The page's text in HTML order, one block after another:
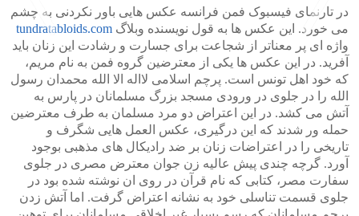
در تارنمای فیسبوک فمن فرانسه عکس هایی باور نکردنی به چشم
می خورد. این عکس ها به قول نویسنده وبلاگ tundratabloids.com
واژه ای پر معناتر از شجاعت برای جسارت و رشادت این زنان باید
آفرید. در این عکس ها یکی از معترضین گروه فمن به نام مریم،
که خود اهل تونس است. پرچم اسلامی لااله الا الله محمدان رسول
الله را در جلوی در ورودی مسجد بزرگ مسلمانان در پارس به
آتش می کشد. در این اعتراض دو مرد مسلمان به طرف معترضین
حمله ور شدند که این درگیری، عکس العمل هایی شگرف و
تاریخی را در اعتراضات زنان بر ضد رادیکال های مذهبی بوجود
آورد. گرچه چندی پیش عالیه زن جوان معترض مصری در جلوی
سفارت مصر، کتابی که نام قرآن در روی ان نوشته شده بود در
جلوی قسمت تناسلی خود به نشانه اعتراض گرفت. اما آتش زدن
<
>